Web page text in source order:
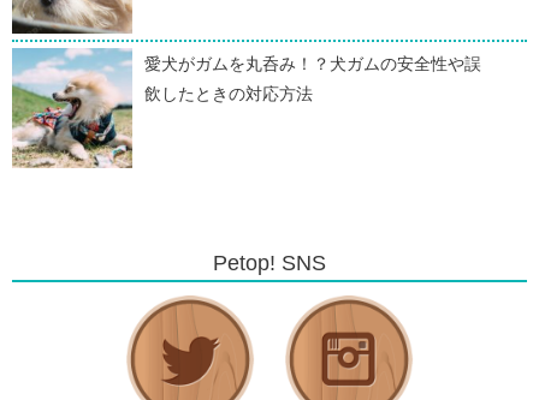
愛犬がガムを丸呑み！？犬ガムの安全性や誤
飲したときの対応方法
Petop! SNS